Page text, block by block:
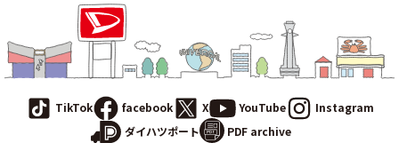
TikTok facebook X YouTube
Instagram
ダイハツポート
PDF archive